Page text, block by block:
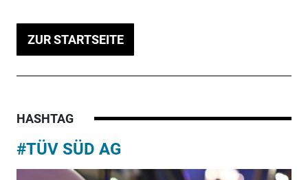
ZUR STARTSEITE
HASHTAG
#TÜV SÜD AG